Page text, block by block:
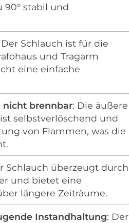
90° stabil und
Der Schlauch ist für die
und Tragarm
eine einfache
nicht brennbar: Die äußere
selbstverlöschend und
von Flammen, was die
Schlauch überzeugt durch
und bietet eine
längere Zeiträume.
Instandhaltung: Der